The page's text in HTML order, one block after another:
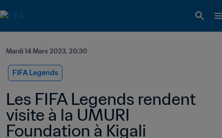
Mardi 14 Mars 2023, 20:30
FIFA Legends
Les FIFA Legends rendent
visite à la UMURI
Foundation à Kigali